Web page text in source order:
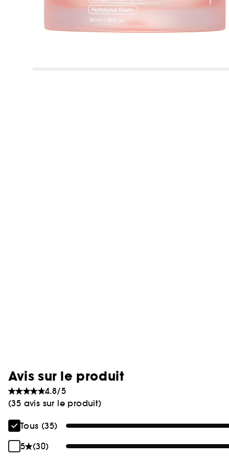
Avis sur le produit
4.8/5
(35 avis sur le produit)
Tous (35)
5
(30)